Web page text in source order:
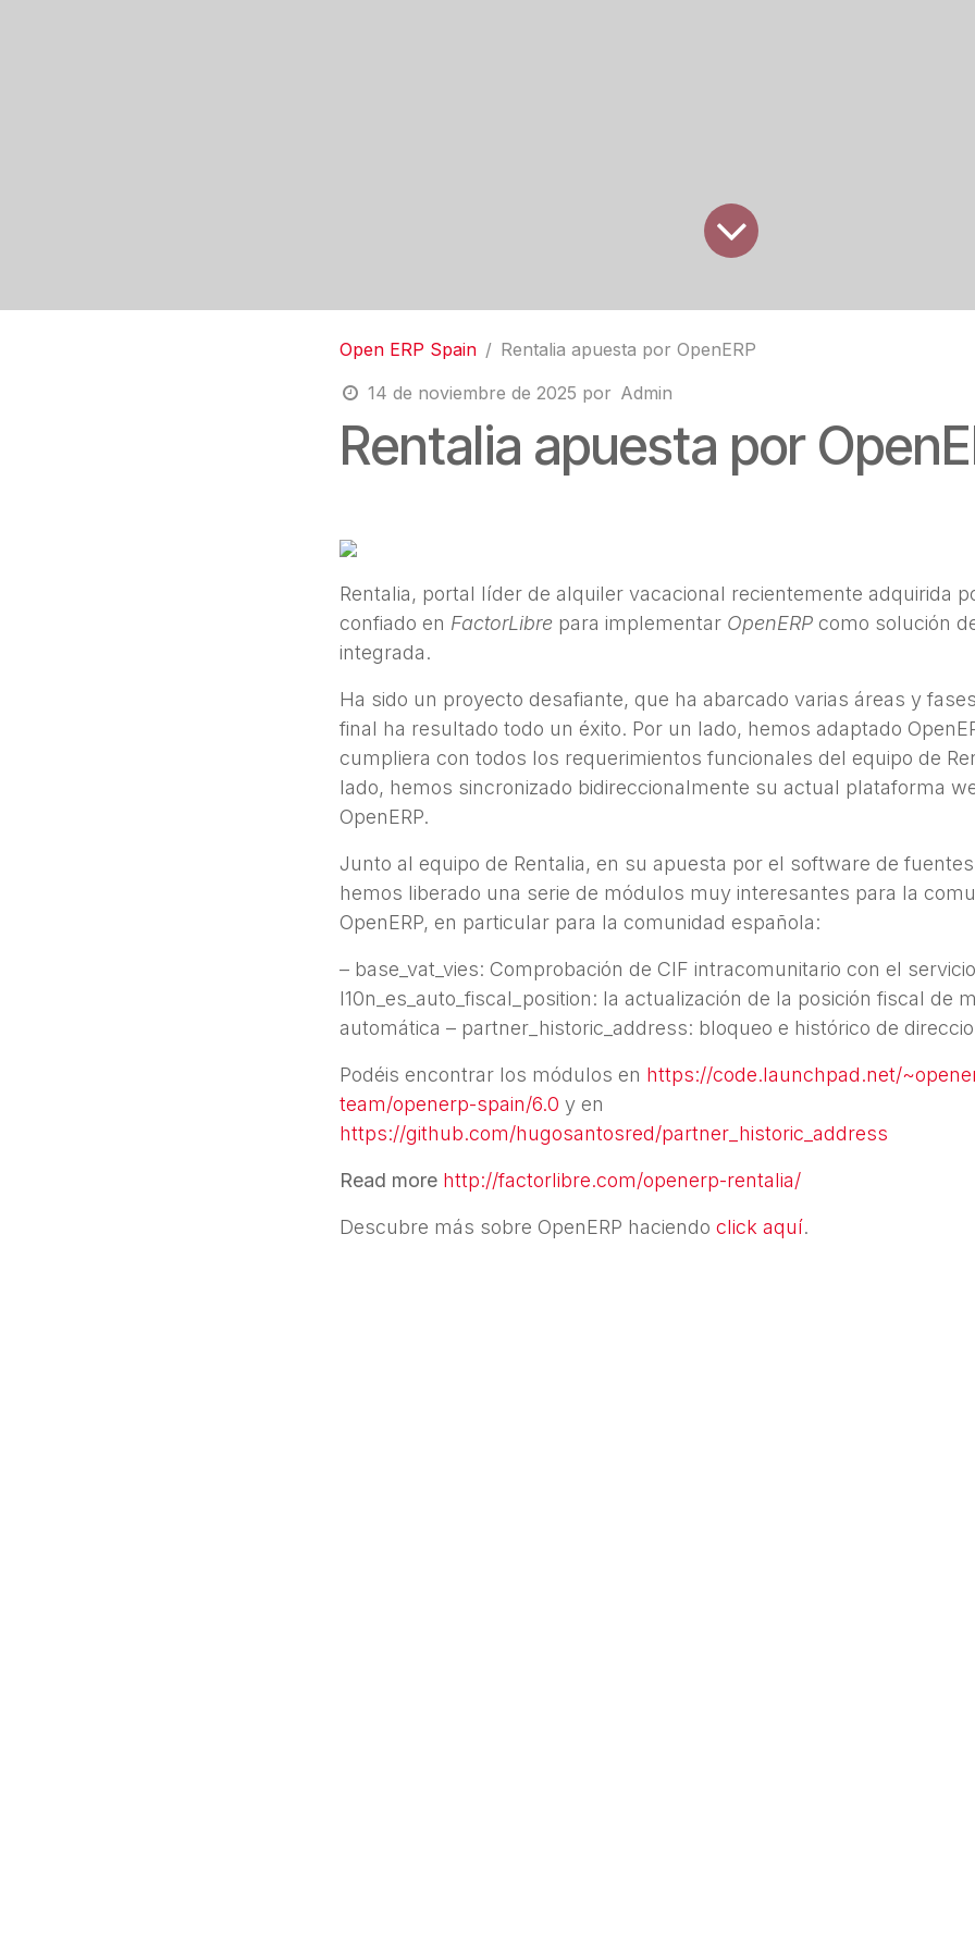
Open ERP Spain
Rentalia apuesta por OpenERP
14 de noviembre de 2025 por Admin
Rentalia apuesta por
Rentalia, portal líder de alquiler vacacional recientemente adquirida
confiado en FactorLibre para implementar OpenERP como solución
integrada.
Ha sido un proyecto desafiante, que ha abarcado varias áreas y
final ha resultado todo un éxito. Por un lado, hemos adaptado
cumpliera con todos los requerimientos funcionales del equipo de
lado, hemos sincronizado bidireccionalmente su actual plataforma
OpenERP.
Junto al equipo de Rentalia, en su apuesta por el software de
hemos liberado una serie de módulos muy interesantes para la
OpenERP, en particular para la comunidad española:
– base_vat_vies: Comprobación de CIF intracomunitario con el
l10n_es_auto_fiscal_position: la actualización de la posición fiscal de
automática – partner_historic_address: bloqueo e histórico de
Podéis encontrar los módulos en https://code.launchpad.net/
team/openerp-spain/6.0 y en
https://github.com/hugosantosred/partner_historic_address
Read more http://factorlibre.com/openerp-rentalia/
Descubre más sobre OpenERP haciendo click aquí.